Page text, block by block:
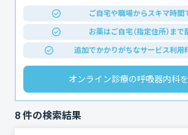
ご自宅や職場からスキマ時間
お薬はご自宅（指定住所）まで
追加でかかりがちなサービス利用
オンライン診療の呼吸器内科
8 件の検索結果